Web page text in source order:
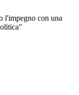
l'impegno con una